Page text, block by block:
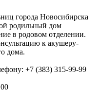
города Новосибирска
родильный дом
в родовом отделении.
к акушеру-
дома.
+7 (383) 315-99-99